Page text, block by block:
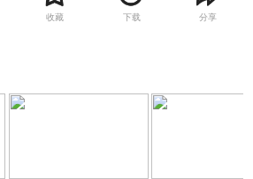
收藏 下载 分享